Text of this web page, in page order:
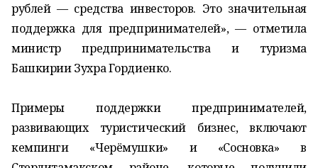
рублей — средства инвесторов. Это значительная
поддержка для предпринимателей», — отметила
министр предпринимательства и туризма
Башкирии Зухра Гордиенко.
Примеры поддержки предпринимателей,
развивающих туристический бизнес, включают
кемпинги «Черёмушки» и «Сосновка» в